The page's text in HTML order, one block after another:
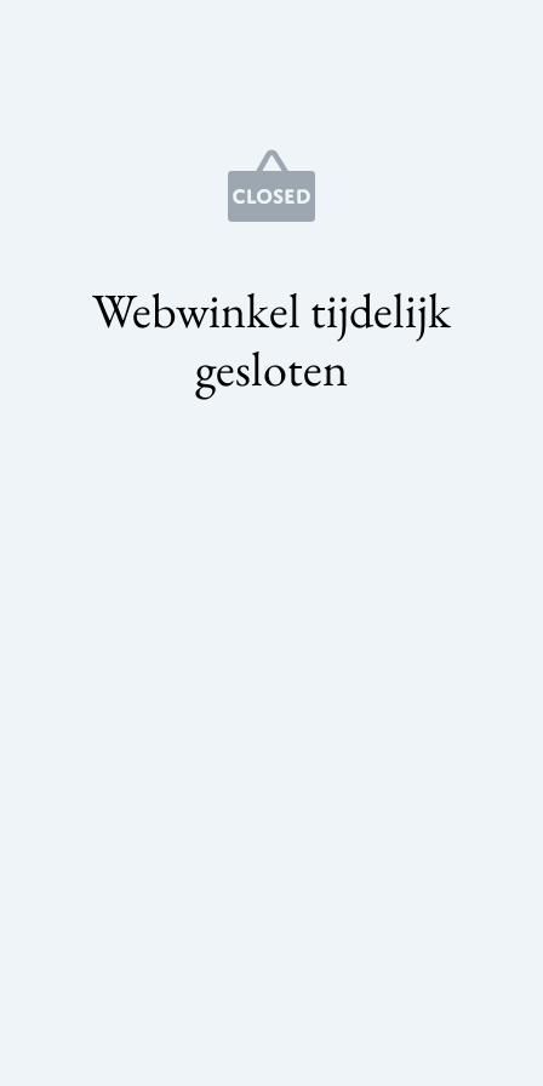
Webwinkel tijdelijk
gesloten